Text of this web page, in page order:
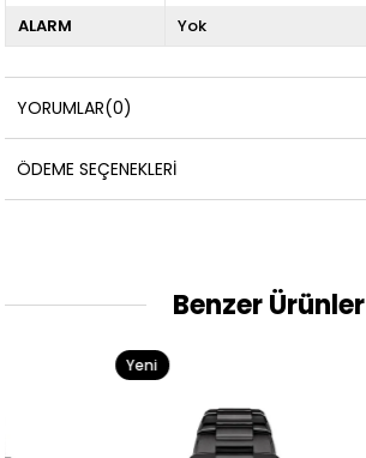
ALARM
Yok
YORUMLAR(0)
ÖDEME SEÇENEKLERI
Benzer Ürünler